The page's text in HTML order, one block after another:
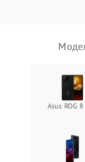
Asus ROG